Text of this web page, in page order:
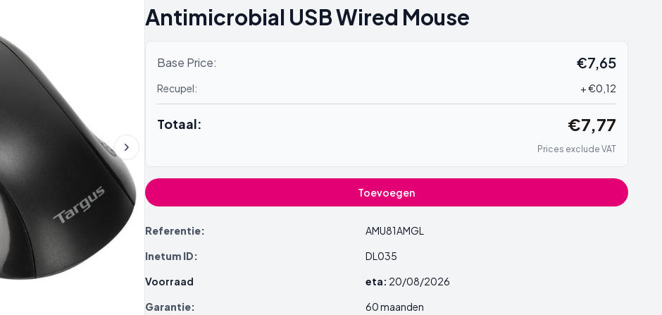
Antimicrobial USB Wired Mouse
Base Price: €7,65
Recupel: + €0,12
Totaal: €7,77
Prices exclude VAT
Toevoegen
Referentie:
AMU81AMGL
Inetum ID:
DL035
Voorraad
eta: 20/08/2026
Garantie:
60 maanden